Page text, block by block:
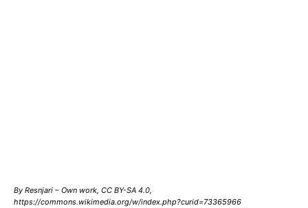
By Resnjari – Own work, CC BY-SA 4.0,
https://commons.wikimedia.org/w/index.php?curid=73365966